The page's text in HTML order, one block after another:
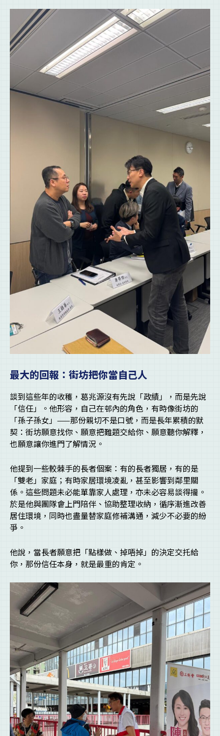
最大的回報：街坊把你當自己人
談到這些年的收穫，葛兆源沒有先說「政績」，而是先說
「信任」。他形容，自己在邨內的角色，有時像街坊的
「孫子孫女」——那份親切不是口號，而是長年累積的默
契：街坊願意找你、願意把難題交給你、願意聽你解釋，
也願意讓你進門了解情況。
他提到一些較棘手的長者個案：有的長者獨居，有的是
「雙老」家庭；有時家居環境凌亂，甚至影響到鄰里關
係。這些問題未必能單靠家人處理，亦未必容易談得攏。
於是他與團隊會上門陪伴、協助整理收納，循序漸進改善
居住環境，同時也盡量替家庭修補溝通，減少不必要的紛
爭。
他說，當長者願意把「點樣做、掉唔掉」的決定交托給
你，那份信任本身，就是最重的肯定。